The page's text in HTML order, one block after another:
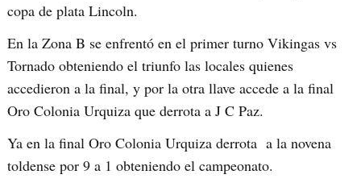
copa de plata Lincoln.
En la Zona B se enfrentó en el primer turno Vikingas vs
Tornado obteniendo el triunfo las locales quienes
accedieron a la final, y por la otra llave accede a la final
Oro Colonia Urquiza que derrota a J C Paz.
Ya en la final Oro Colonia Urquiza derrota a la novena
toldense por 9 a 1 obteniendo el campeonato.